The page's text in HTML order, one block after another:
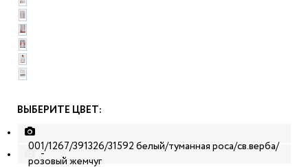
ВЫБЕРИТЕ ЦВЕТ:
001/1267/391326/31592 белый/туманная роса/св.верба/
розовый жемчуг
-